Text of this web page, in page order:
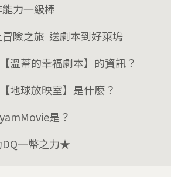
力一級棒
險之旅 送劇本到好萊塢
溫蒂的幸福劇本】的資訊？
地球放映室】是什麼？
是？
一幣之力★